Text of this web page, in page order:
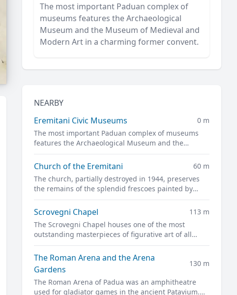
The most important Paduan complex of
museums features the Archaeological
Museum and the Museum of Medieval and
Modern Art in a charming former convent.
NEARBY
Eremitani Civic Museums
0 m
The most important Paduan complex of museums
features the Archaeological Museum and the
Museum of Medieval and Modern Art in a charming
former convent.
Church of the Eremitani
60 m
The church, partially destroyed in 1944, preserves
the remains of the splendid frescoes painted by
Guariento and Andrea Mantegna
Scrovegni Chapel
113 m
The Scrovegni Chapel houses one of the most
outstanding masterpieces of figurative art of all
time, the complete fresco cycle created by Giotto
The Roman Arena and the Arena
Gardens
130 m
The Roman Arena of Padua was an amphitheatre
used for gladiator games in the ancient Patavium.